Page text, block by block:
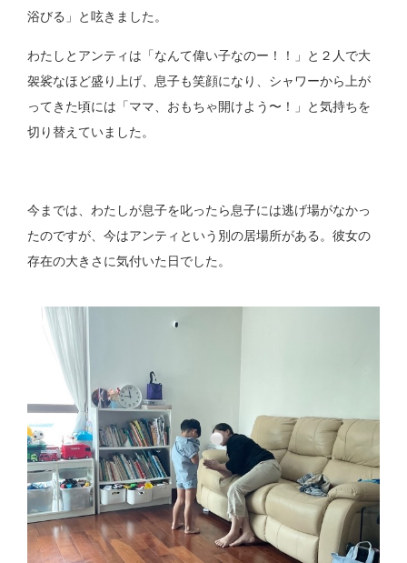
浴びる」と呟きました。
わたしとアンティは「なんて偉い子なのー！！」と２人で大
袈裟なほど盛り上げ、息子も笑顔になり、シャワーから上が
ってきた頃には「ママ、おもちゃ開けよう〜！」と気持ちを
切り替えていました。
今までは、わたしが息子を叱ったら息子には逃げ場がなかっ
たのですが、今はアンティという別の居場所がある。彼女の
存在の大きさに気付いた日でした。